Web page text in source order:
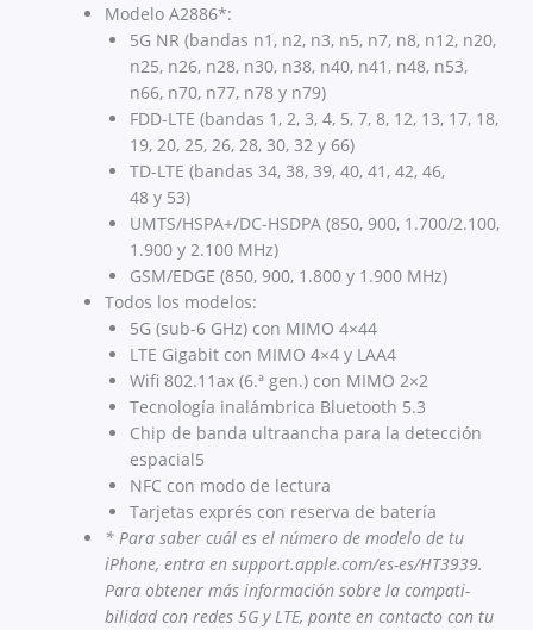
Modelo A2886*:
5G NR (bandas n1, n2, n3, n5, n7, n8, n12, n20,
n25, n26, n28, n30, n38, n40, n41, n48, n53,
n66, n70, n77, n78 y n79)
FDD-LTE (bandas 1, 2, 3, 4, 5, 7, 8, 12, 13, 17, 18,
19, 20, 25, 26, 28, 30, 32 y 66)
TD-LTE (bandas 34, 38, 39, 40, 41, 42, 46,
48 y 53)
UMTS/HSPA+/DC-HSDPA (850, 900, 1.700/2.100,
1.900 y 2.100 MHz)
GSM/EDGE (850, 900, 1.800 y 1.900 MHz)
Todos los modelos:
5G (sub-6 GHz) con MIMO 4×44
LTE Gigabit con MIMO 4×4 y LAA4
Wifi 802.11ax (6.ª gen.) con MIMO 2×2
Tecnología inalámbrica Bluetooth 5.3
Chip de banda ultraancha para la detección
espacial5
NFC con modo de lectura
Tarjetas exprés con reserva de batería
* Para saber cuál es el número de modelo de tu
iPhone, entra en support.apple.com/es-es/HT3939.
Para obtener más información sobre la compati­
bilidad con redes 5G y LTE, ponte en contacto con tu